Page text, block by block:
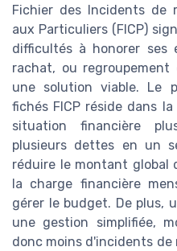
Fichier des Incidents de
aux Particuliers (FICP)
difficultés à honorer ses
rachat, ou
une solution viable. Le
fichés FICP réside dans
situation financière
plusieurs dettes en un
réduire le montant global
la charge financière
gérer le budget. De plus,
une gestion simplifiée,
donc moins d'incidents de